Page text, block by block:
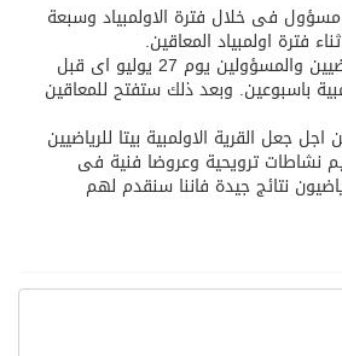
البيت العتيق
“سبيس إكس” تطلق 24 قمرًا صناعيًا جديدًا إلى الفضاء
ومسؤول فى خلال فترة الاولمبياد وسبعة
فترة اولمبياد المعاقين.
ستفتح القرية امام الرياضيين والمسؤولين يوم 27 يوليو اى قبل
باسبوعين. وبعد ذلك ستفتح للمعاقين
جعل القرية الاولمبية بيتا للرياضيين
نشاطات ترويحية وعروضا فنية فى
نتائج جيدة فاننا سنقدم لهم